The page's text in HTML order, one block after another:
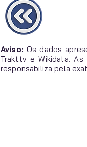
Aviso:Os dados
Trakt.tv e Wikidata.
responsabiliza pela